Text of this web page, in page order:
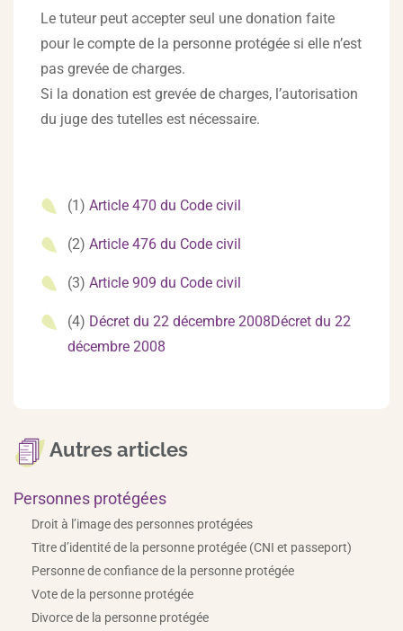
Le tuteur peut accepter seul une donation faite
pour le compte de la personne protégée si elle n’est
pas grevée de charges.
Si la donation est grevée de charges, l’autorisation
du juge des tutelles est nécessaire.
(1) Article 470 du Code civil
(2) Article 476 du Code civil
(3) Article 909 du Code civil
(4) Décret du 22 décembre 2008Décret du 22
décembre 2008
Autres articles
Personnes protégées
Droit à l’image des personnes protégées
Titre d’identité de la personne protégée (CNI et passeport)
Personne de confiance de la personne protégée
Vote de la personne protégée
Divorce de la personne protégée